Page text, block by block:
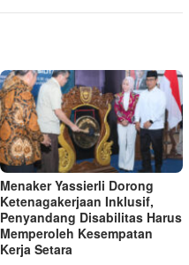
Menaker Yassierli Dorong
Ketenagakerjaan Inklusif,
Penyandang Disabilitas Harus
Memperoleh Kesempatan
Kerja Setara